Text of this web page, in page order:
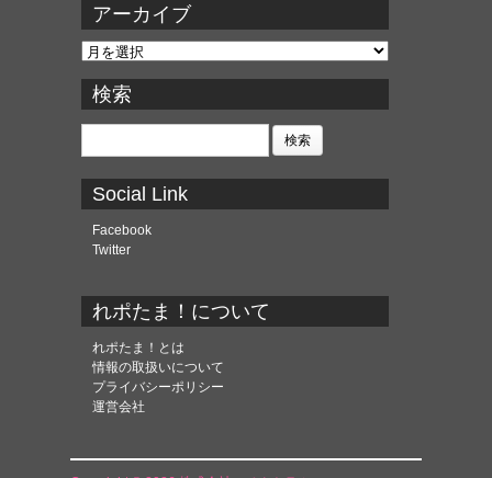
アーカイブ
ア
カ
イ
ブ
検索
検
Social Link
Facebook
Twitter
れポたま！について
れポたま！とは
情報の取扱いについて
プライバシーポリシー
運営会社